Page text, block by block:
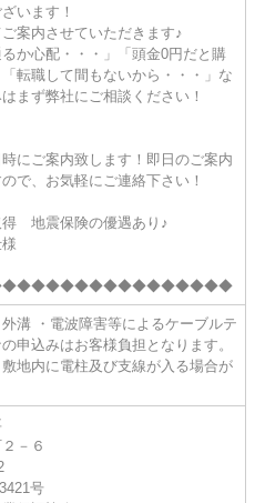
います！
案内させていただきます♪
るか心配・・・」「頭金0円だと購
転職して間もないから・・・」な
まず弊社にご相談ください！
にご案内致します！即日のご案内
で、お気軽にご連絡下さい！
地震保険の優遇あり♪
外溝 ・電波障害等によるケーブルテ
申込みはお客様負担となります。
敷地内に電柱及び支線が入る場合が
－６
号